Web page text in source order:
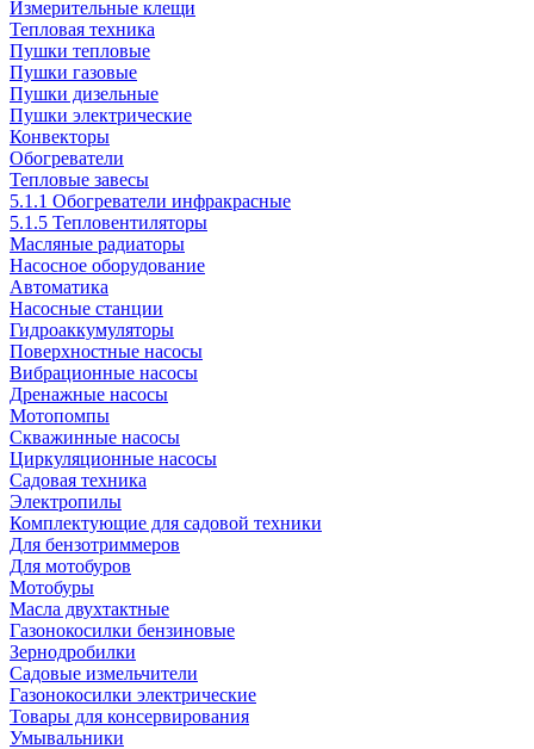
Измерительные клещи
Тепловая техника
Пушки тепловые
Пушки газовые
Пушки дизельные
Пушки электрические
Конвекторы
Обогреватели
Тепловые завесы
5.1.1 Обогреватели инфракрасные
5.1.5 Тепловентиляторы
Масляные радиаторы
Насосное оборудование
Автоматика
Насосные станции
Гидроаккумуляторы
Поверхностные насосы
Вибрационные насосы
Дренажные насосы
Мотопомпы
Скважинные насосы
Циркуляционные насосы
Садовая техника
Электропилы
Комплектующие для садовой техники
Для бензотриммеров
Для мотобуров
Мотобуры
Масла двухтактные
Газонокосилки бензиновые
Зернодробилки
Садовые измельчители
Газонокосилки электрические
Товары для консервирования
Умывальники